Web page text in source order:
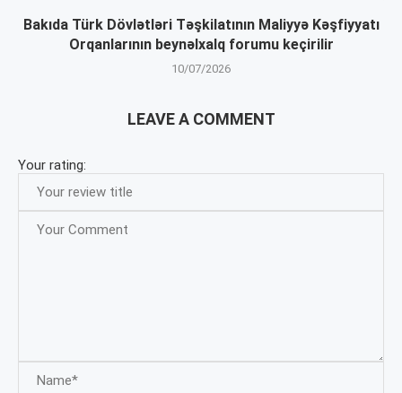
Bakıda Türk Dövlətləri Təşkilatının Maliyyə Kəşfiyyatı
Orqanlarının beynəlxalq forumu keçirilir
10/07/2026
LEAVE A COMMENT
Your rating: